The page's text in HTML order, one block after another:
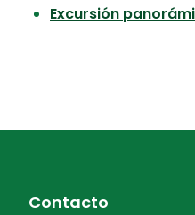
Excursión
Contacto